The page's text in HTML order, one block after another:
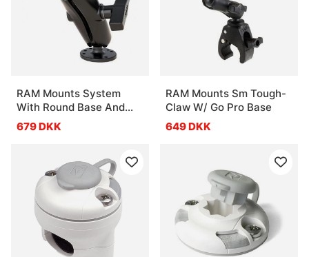
RAM Mounts System
With Round Base And
1.5'' X 3''
679 DKK
RAM Mounts Sm Tough-
Claw W/ Go Pro Base
649 DKK